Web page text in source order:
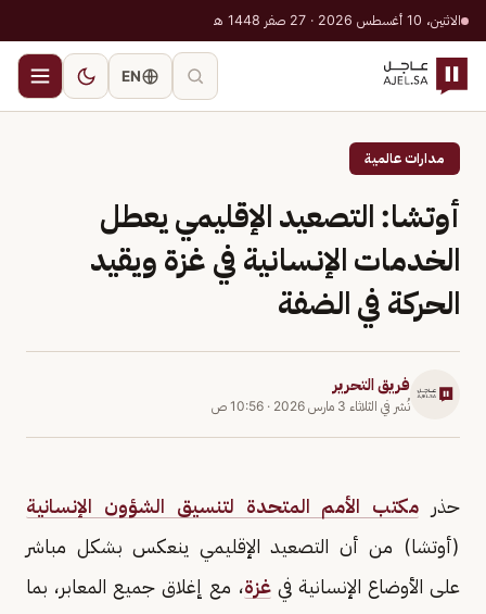
الاثنين، 10 أغسطس 2026 · 27 صفر 1448 هـ
EN
مدارات عالمية
أوتشا: التصعيد الإقليمي يعطل
الخدمات الإنسانية في غزة ويقيد
الحركة في الضفة
فريق التحرير
نُشر في الثلاثاء 3 مارس 2026 · 10:56 ص
حذر مكتب الأمم المتحدة لتنسيق الشؤون الإنسانية
(أوتشا) من أن التصعيد الإقليمي ينعكس بشكل مباشر
على الأوضاع الإنسانية فيغزة، مع إغلاق جميع المعابر، بما